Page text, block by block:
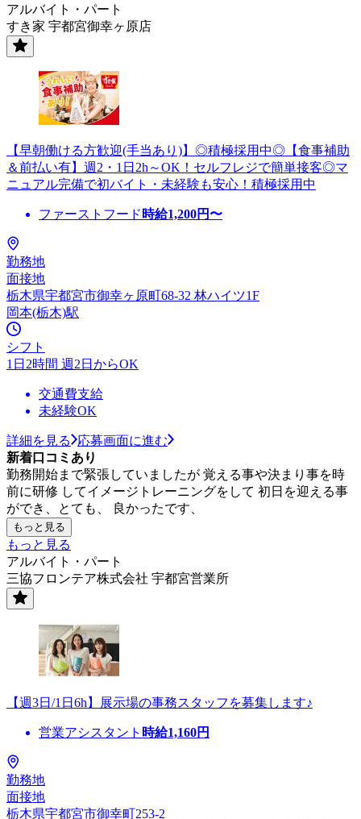
アルバイト・パート
すき家 宇都宮御幸ヶ原店
【早朝働ける方歓迎(手当あり)】◎積極採用中◎【食事補助
＆前払い有】週2・1日2h～OK！セルフレジで簡単接客◎マ
ニュアル完備で初バイト・未経験も安心！積極採用中
ファーストフード 時給1,200円〜
勤務地
面接地
栃木県宇都宮市御幸ヶ原町68-32 林ハイツ1F
岡本(栃木)駅
シフト
1日2時間 週2日からOK
交通費支給
未経験OK
詳細を見る
応募画面に進む
新着口コミあり
勤務開始まで緊張していましたが 覚える事や決まり事を時
前に研修 してイメージトレーニングをして 初日を迎える事
ができ、とても、 良かったです、
もっと見る
もっと見る
アルバイト・パート
三協フロンテア株式会社 宇都宮営業所
【週3日/1日6h】展示場の事務スタッフを募集します♪
営業アシスタント 時給1,160円
勤務地
面接地
栃木県宇都宮市御幸町253-2